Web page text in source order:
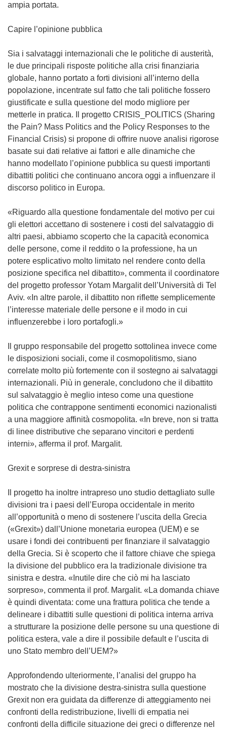
ampia portata.
Capire l’opinione pubblica
Sia i salvataggi internazionali che le politiche di austerità,
le due principali risposte politiche alla crisi finanziaria
globale, hanno portato a forti divisioni all’interno della
popolazione, incentrate sul fatto che tali politiche fossero
giustificate e sulla questione del modo migliore per
metterle in pratica. Il progetto CRISIS_POLITICS (Sharing
the Pain? Mass Politics and the Policy Responses to the
Financial Crisis) si propone di offrire nuove analisi rigorose
basate sui dati relative ai fattori e alle dinamiche che
hanno modellato l’opinione pubblica su questi importanti
dibattiti politici che continuano ancora oggi a influenzare il
discorso politico in Europa.
«Riguardo alla questione fondamentale del motivo per cui
gli elettori accettano di sostenere i costi del salvataggio di
altri paesi, abbiamo scoperto che la capacità economica
delle persone, come il reddito o la professione, ha un
potere esplicativo molto limitato nel rendere conto della
posizione specifica nel dibattito», commenta il coordinatore
del progetto professor Yotam Margalit dell’Università di Tel
Aviv. «In altre parole, il dibattito non riflette semplicemente
l’interesse materiale delle persone e il modo in cui
influenzerebbe i loro portafogli.»
Il gruppo responsabile del progetto sottolinea invece come
le disposizioni sociali, come il cosmopolitismo, siano
correlate molto più fortemente con il sostegno ai salvataggi
internazionali. Più in generale, concludono che il dibattito
sul salvataggio è meglio inteso come una questione
politica che contrappone sentimenti economici nazionalisti
a una maggiore affinità cosmopolita. «In breve, non si tratta
di linee distributive che separano vincitori e perdenti
interni», afferma il prof. Margalit.
Grexit e sorprese di destra-sinistra
Il progetto ha inoltre intrapreso uno studio dettagliato sulle
divisioni tra i paesi dell’Europa occidentale in merito
all’opportunità o meno di sostenere l’uscita della Grecia
(«Grexit») dall’Unione monetaria europea (UEM) e se
usare i fondi dei contribuenti per finanziare il salvataggio
della Grecia. Si è scoperto che il fattore chiave che spiega
la divisione del pubblico era la tradizionale divisione tra
sinistra e destra. «Inutile dire che ciò mi ha lasciato
sorpreso», commenta il prof. Margalit. «La domanda chiave
è quindi diventata: come una frattura politica che tende a
delineare i dibattiti sulle questioni di politica interna arriva
a strutturare la posizione delle persone su una questione di
politica estera, vale a dire il possibile default e l’uscita di
uno Stato membro dell’UEM?»
Approfondendo ulteriormente, l’analisi del gruppo ha
mostrato che la divisione destra-sinistra sulla questione
Grexit non era guidata da differenze di atteggiamento nei
confronti della redistribuzione, livelli di empatia nei
confronti della difficile situazione dei greci o differenze nel